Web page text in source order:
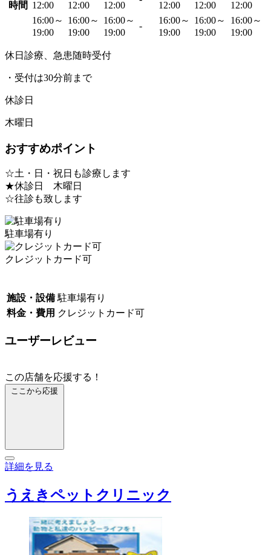
時間 12:00 12:00 12:00 12:00 12:00
12:00
16:00～
19:00
16:00～
19:00
16:00～
19:00
-
16:00～
19:00
16:00～
19:00
16:00～
19:00
休日診療、急患随時受付
・受付は30分前まで
休診日
木曜日
おすすめポイント
☆土・日・祝日も診療します
★休診日 木曜日
☆往診も致します
駐車場有り
クレジットカード可
施設・設備 駐車場有り
料金・費用 クレジットカード可
ユーザーレビュー
この店舗を応援する！
ここから応援
詳細を見る
うえきペットクリニック